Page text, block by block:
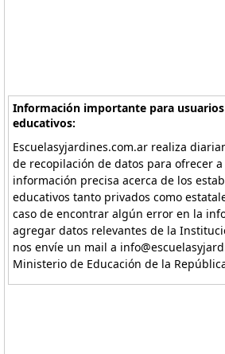
Información importante para
educativos:
Escuelasyjardines.com.ar realiza
de recopilación de datos para ofrecer
información precisa acerca de los
educativos tanto privados como
caso de encontrar algún error en la
agregar datos relevantes de la
nos envíe un mail a
Ministerio de Educación de la